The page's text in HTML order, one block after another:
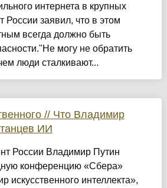
интернета в крупных
России заявил, что в этом
всегда должно быть
могу не обратить
люди сталкивают...
// Что Владимир
ИИ
России Владимир Путин
конференцию «Сбера»
искусственного интеллекта»,